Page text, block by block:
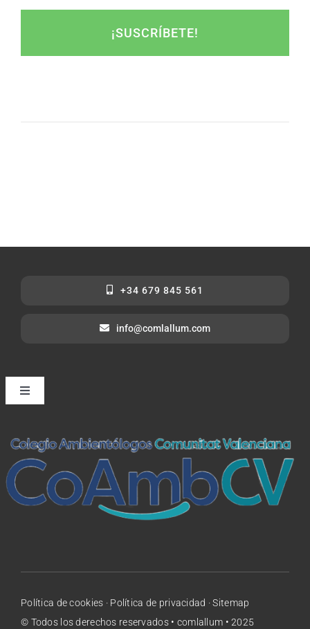
¡SUSCRÍBETE!
+34 679 845 561
info@comlallum.com
Toggle
Empresas
Sobre nosotros
Política de cookies · Política de privacidad ·Sitemap
© Todos los derechos reservados • comlallum • 2025